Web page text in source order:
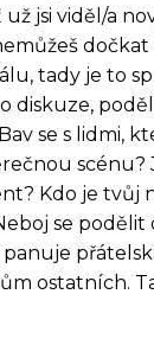
už jsi viděl/a
tady je to
diskuze,
se s lidmi,
scénu?
Kdo je tvůj
se podělit
ostatních.